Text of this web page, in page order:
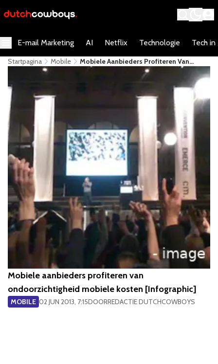
E-mail Marketing AI Netflix Technologie Tech in
Startpagina Mobile
Mobiele Aanbieders Profiteren Van
Ondoorzichtigheid Mobiele Kosten
Mobiele aanbieders profiteren van
ondoorzichtigheid mobiele kosten [Infographic]
MOBILE 02 JUN 2013, 7:15DOORREDACTIE DUTCHCOWBOYS